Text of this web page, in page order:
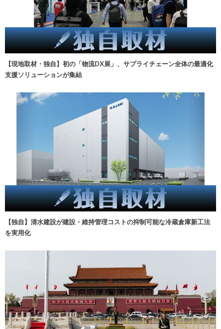
【現地取材・独自】初の「物流DX展」、サプライチェーン全体の最適化
支援ソリューションが集結
【独自】清水建設が建設・維持管理コストの抑制可能な冷蔵倉庫新工法
を実用化